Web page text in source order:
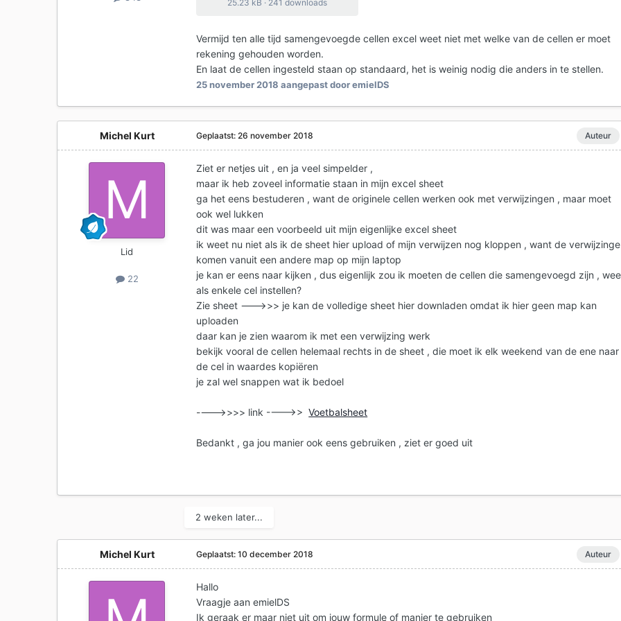
25.23 kB · 241 downloads
Vermijd ten alle tijd samengevoegde cellen excel weet niet met welke van de cellen er moet
rekening gehouden worden.
En laat de cellen ingesteld staan op standaard, het is weinig nodig die anders in te stellen.
25 november 2018 aangepast door emielDS
Michel Kurt
Lid
22
Auteur
Geplaatst: 26 november 2018
Ziet er netjes uit , en ja veel simpelder ,
maar ik heb zoveel informatie staan in mijn excel sheet
ga het eens bestuderen , want de originele cellen werken ook met verwijzingen , maar moet
ook wel lukken
dit was maar een voorbeeld uit mijn eigenlijke excel sheet
ik weet nu niet als ik de sheet hier upload of mijn verwijzen nog kloppen , want de
komen vanuit een andere map op mijn laptop
je kan er eens naar kijken , dus eigenlijk zou ik moeten de cellen die samengevoegd zijn ,
als enkele cel instellen?
Zie sheet --->>> je kan de volledige sheet hier downladen omdat ik hier geen map kan
uploaden
daar kan je zien waarom ik met een verwijzing werk
bekijk vooral de cellen helemaal rechts in de sheet , die moet ik elk weekend van de ene naar
de cel in waardes kopiëren
je zal wel snappen wat ik bedoel
---->>>> link ---->>Voetbalsheet
Bedankt , ga jou manier ook eens gebruiken , ziet er goed uit
2 weken later...
Michel Kurt Auteur
Geplaatst:10 december 2018
Hallo
Vraagje aan emielDS
Ik geraak er maar niet uit om jouw formule of manier te gebruiken